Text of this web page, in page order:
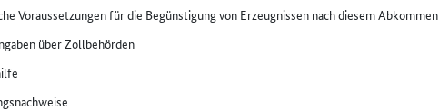
Voraussetzungen für die Begünstigung von Erzeugnissen nach diesem Abkommen
über Zollbehörden